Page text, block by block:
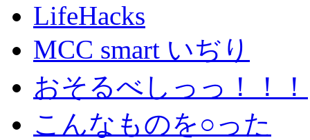
LifeHacks
MCC smart いぢり
おそるべしっっ！！！
こんなものを○った